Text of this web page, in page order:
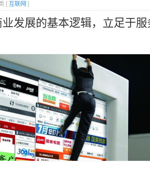
[ 互联网 ]
业发展的基本逻辑，立足于